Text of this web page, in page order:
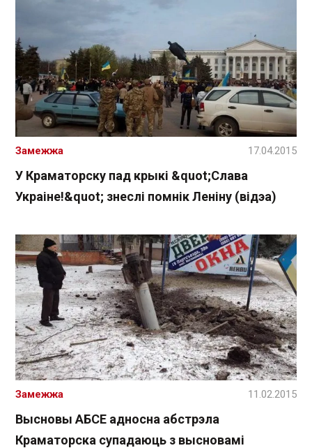
У Краматорску пад крыкі &quot;Слава
Украіне!&quot; знеслі помнік Леніну (відэа)
Замежжа 17.04.2015
Высновы АБСЕ адносна абстрэла
Краматорска супадаюць з высновамі
Замежжа 11.02.2015